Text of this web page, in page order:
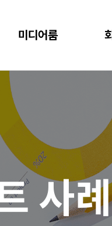
Web Services)
Azure
Power Platform
Platform
네이버웍스 코어
컨
합된 플랫폼
류 시스템
성을 위한 도구
미디어룸
공지사항
블로그
WDMS SAP ERP
리티 클라우드
사례